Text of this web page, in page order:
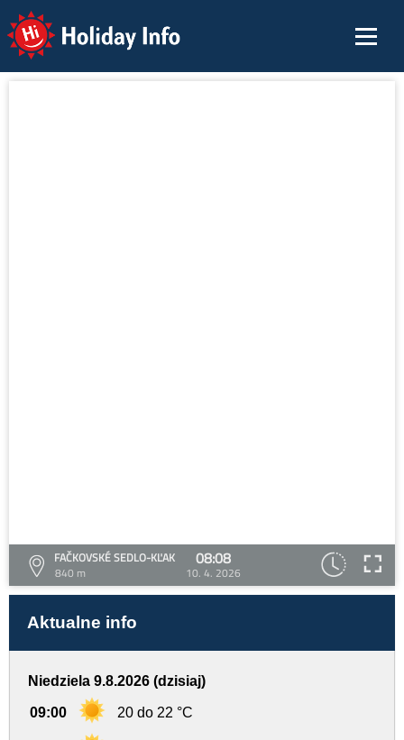
Holiday Info
FAČKOVSKÉ SEDLO-KĽAK
840 m
08:08
10. 4. 2026
Aktualne info
Niedziela 9.8.2026 (dzisiaj)
09:00 20 do 22 °C